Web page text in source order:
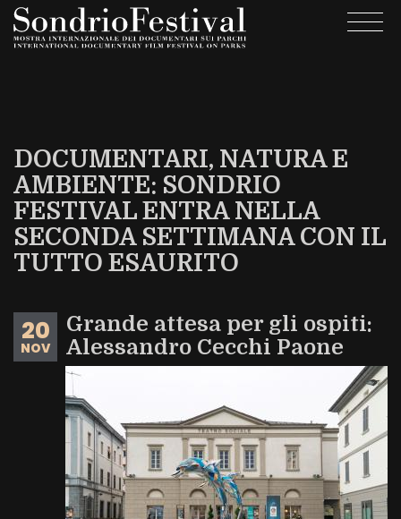
Salta
DOCUMENTARI, NATURA E
AMBIENTE: SONDRIO
FESTIVAL ENTRA NELLA
SECONDA SETTIMANA CON IL
TUTTO ESAURITO
20
NOV
Grande attesa per gli ospiti:
Alessandro Cecchi Paone